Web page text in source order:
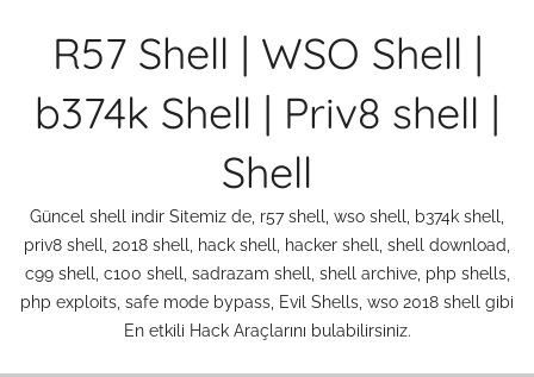
R57 Shell | WSO Shell |
b374k Shell | Priv8 shell |
Shell
Güncel shell indir Sitemiz de, r57 shell, wso shell, b374k shell,
priv8 shell, 2018 shell, hack shell, hacker shell, shell download,
c99 shell, c100 shell, sadrazam shell, shell archive, php shells,
php exploits, safe mode bypass, Evil Shells, wso 2018 shell gibi
En etkili Hack Araçlarını bulabilirsiniz.